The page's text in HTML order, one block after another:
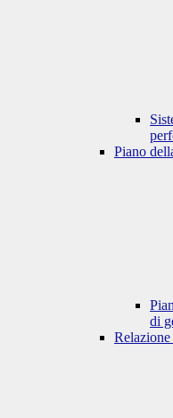
Piano
di